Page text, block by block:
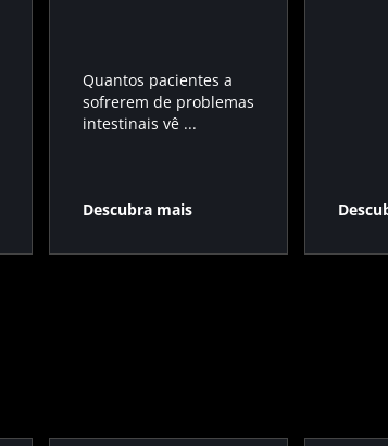
Quantos pacientes a
sofrerem de problemas
intestinais vê ...
Descubra mais